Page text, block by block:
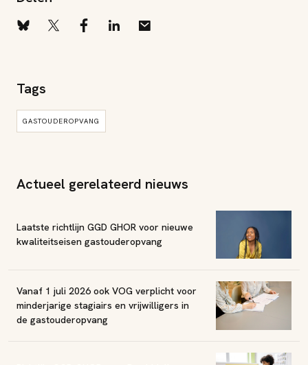
Tags
GASTOUDEROPVANG
Actueel gerelateerd nieuws
Laatste richtlijn GGD GHOR voor nieuwe
kwaliteitseisen gastouderopvang
Vanaf 1 juli 2026 ook VOG verplicht voor
minderjarige stagiairs en vrijwilligers in
de gastouderopvang